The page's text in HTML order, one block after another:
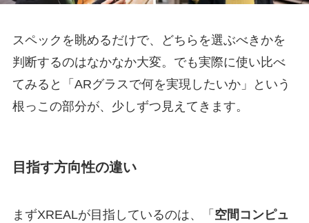
スペックを眺めるだけで、どちらを選ぶべきかを
判断するのはなかなか大変。でも実際に使い比べ
てみると「ARグラスで何を実現したいか」という
根っこの部分が、少しずつ見えてきます。
目指す方向性の違い
まずXREALが目指しているのは、「 空間コンピュ